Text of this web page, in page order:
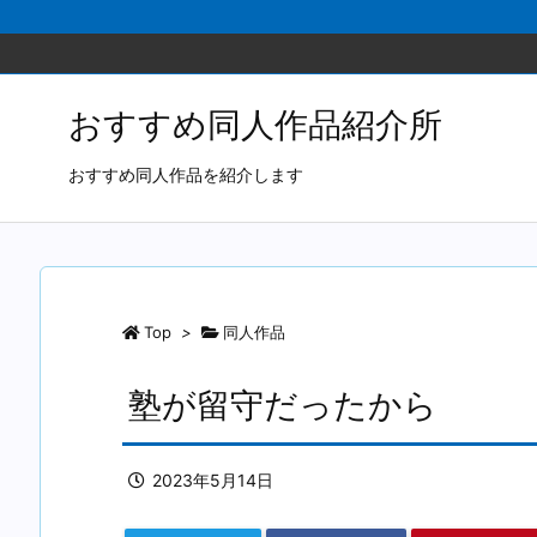
おすすめ同人作品紹介所
おすすめ同人作品を紹介します
Top > 同人作品
塾が留守だったから
2023年5月14日